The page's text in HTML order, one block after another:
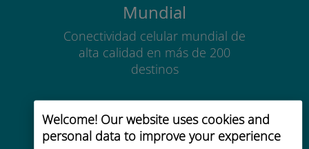
Welcome! Our website uses cookies and
personal data to improve your experience
Mundial
Conectividad celular mundial de
alta calidad en más de 200
destinos